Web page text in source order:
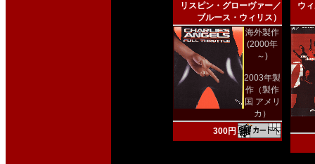
リスピン・グローヴァー／
ブルース・ウィリス）
海外製作
(2000年
～)
2003年製
作（製作
国 アメリ
カ）
300円
ウ